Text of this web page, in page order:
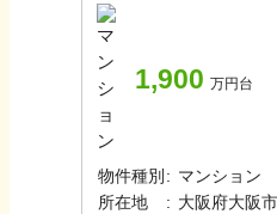
1,900 万円台
物件種別 : マンション
所在地
: 大阪府大阪